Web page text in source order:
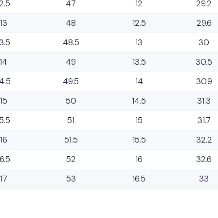
47 12
29.2
13
48 12.5
29.6
48.5 13
30
14
49 13.5
30.5
49.5 14
30.9
15
50 14.5
31.3
51 15
31.7
16
51.5 15.5
32.2
52 16
32.6
17
53 16.5 33